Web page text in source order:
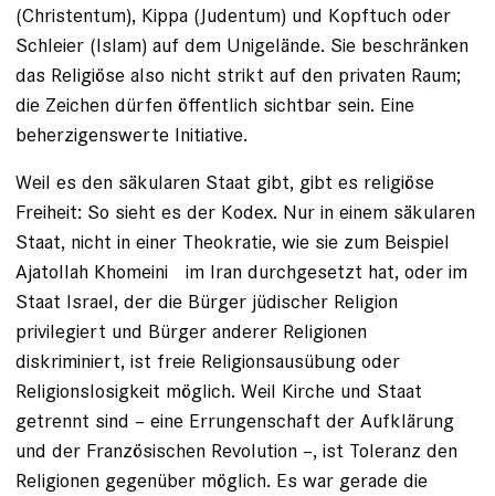
(Christentum), Kippa ­(Judentum) und Kopftuch oder
Schleier (Islam) auf dem Unigelände. Sie beschränken
das Religiöse also nicht strikt auf den privaten Raum;
die Zeichen dürfen öffentlich sichtbar sein. Eine
beherzigenswerte Initiative.
Weil es den säkularen Staat gibt, gibt es religiöse
Freiheit: So sieht es der Kodex. Nur in einem säkularen
Staat, nicht in einer Theokratie, wie sie zum Beispiel
Ajatollah Khomeini ­ im Iran durchgesetzt hat, oder im
Staat ­Israel, der die Bürger jüdischer Religion
privilegiert und Bürger an­derer Religionen
diskriminiert, ist freie Religionsausübung oder
Religionslosigkeit möglich. Weil Kirche und Staat
getrennt sind – eine Errungenschaft der Aufklärung
und der Franzö­sischen Revolution –, ist Toleranz den
Religionen gegenüber möglich. Es war gerade die